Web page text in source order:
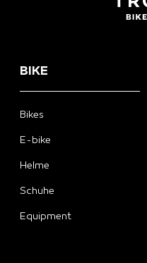
BIKE
Bikes
E-bike
Helme
Schuhe
Equipment